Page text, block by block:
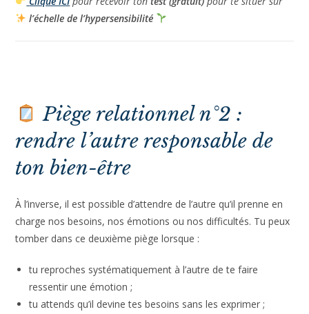
l’échelle de l’hypersensibilité
Piège relationnel n°2 :
rendre l’autre responsable de
ton bien-être
À l’inverse, il est possible d’attendre de l’autre qu’il prenne en
charge nos besoins, nos émotions ou nos difficultés. Tu peux
tomber dans ce deuxième piège lorsque :
tu reproches systématiquement à l’autre de te faire
ressentir une émotion ;
tu attends qu’il devine tes besoins sans les exprimer ;